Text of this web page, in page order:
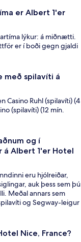
er Albert 1'er
lýkur: á miðnætti.
er í boði gegn gjaldi
með spilavíti á
Casino Ruhl (spilavíti) (4
(spilavíti) (12 mín.
og í
á Albert 1'er Hotel
eru hjólreiðar,
auk þess sem þú
Meðal annars sem
og Segway-leigur
Nice, France?